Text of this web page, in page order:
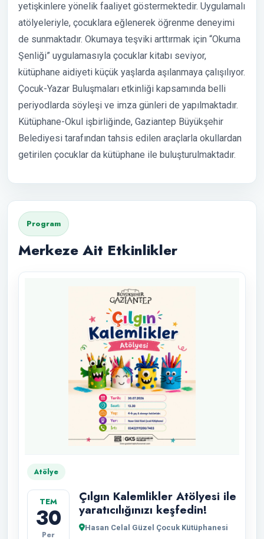
yetişkinlere yönelik faaliyet göstermektedir. Uygulamalı
atölyeleriyle, çocuklara eğlenerek öğrenme deneyimi
de sunmaktadır. Okumaya teşviki arttırmak için “Okuma
Şenliği” uygulamasıyla çocuklar kitabı seviyor,
kütüphane aidiyeti küçük yaşlarda aşılanmaya çalışılıyor.
Çocuk-Yazar Buluşmaları etkinliği kapsamında belli
periyodlarda söyleşi ve imza günleri de yapılmaktadır.
Kütüphane-Okul işbirliğinde, Gaziantep Büyükşehir
Belediyesi tarafından tahsis edilen araçlarla okullardan
getirilen çocuklar da kütüphane ile buluşturulmaktadır.
Program
Merkeze Ait Etkinlikler
Atölye
TEM
30
Per
Çılgın Kalemlikler Atölyesi ile
yaratıcılığınızı keşfedin!
Hasan Celal Güzel Çocuk Kütüphanesi